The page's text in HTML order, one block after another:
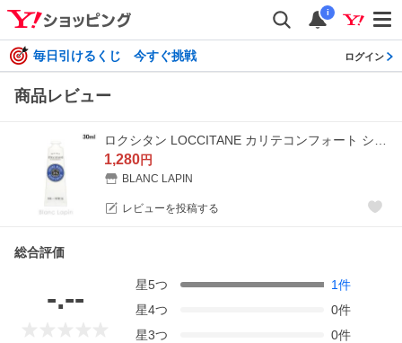
i
毎日引けるくじ 今すぐ挑戦 ログイン
商品レビュー
1,280円
BLANC LAPIN
レビューを投稿する
総合評価
-.-- 星5つ 1件
星4つ 0件
星3つ 0件